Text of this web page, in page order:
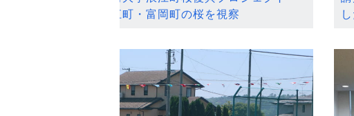
浪江町・富岡町の桜を視察
し